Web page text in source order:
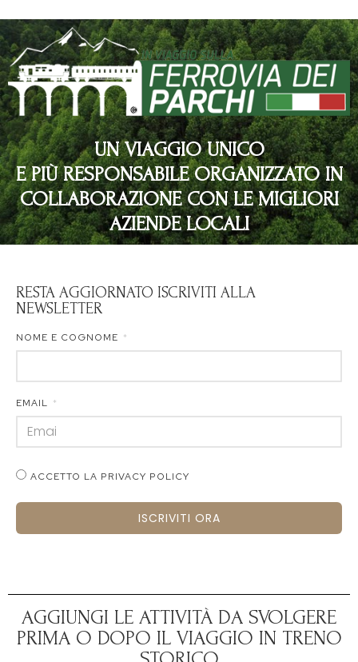
UN VIAGGIO UNICO
E PIÙ RESPONSABILE ORGANIZZATO IN
COLLABORAZIONE CON LE MIGLIORI
AZIENDE LOCALI
RESTA AGGIORNATO ISCRIVITI ALLA
NEWSLETTER
NOME E COGNOME
EMAIL
ACCETTO LA PRIVACY POLICY
ISCRIVITI ORA
AGGIUNGI LE ATTIVITÀ DA SVOLGERE
PRIMA O DOPO IL VIAGGIO IN TRENO